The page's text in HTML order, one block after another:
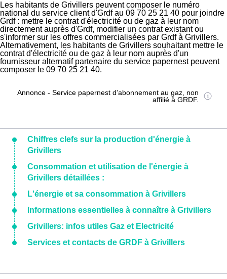
Les habitants de Grivillers peuvent composer le numéro
national du service client d'Grdf au 09 70 25 21 40 pour joindre
Grdf : mettre le contrat d'électricité ou de gaz à leur nom
directement auprès d'Grdf, modifier un contrat existant ou
s'informer sur les offres commercialisées par Grdf à Grivillers.
Alternativement, les habitants de Grivillers souhaitant mettre le
contrat d'électricité ou de gaz à leur nom auprès d'un
fournisseur alternatif partenaire du service papernest peuvent
composer le 09 70 25 21 40.
Annonce - Service papernest d'abonnement au gaz, non
affilié à GRDF.
Chiffres clefs sur la production d'énergie à
Grivillers
Consommation et utilisation de l'énergie à
Grivillers détaillées :
L'énergie et sa consommation à Grivillers
Informations essentielles à connaître à Grivillers
Grivillers: infos utiles Gaz et Electricité
Services et contacts de GRDF à Grivillers